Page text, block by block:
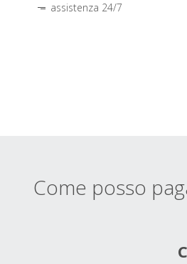
assistenza 24/7
Come posso